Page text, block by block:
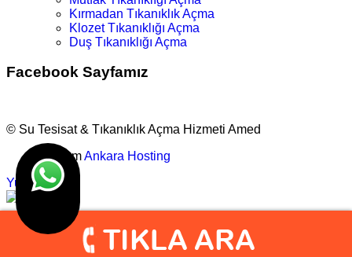
Kırmadan Tıkanıklık Açma
Klozet Tıkanıklığı Açma
Duş Tıkanıklığı Açma
Facebook Sayfamız
© Su Tesisat & Tıkanıklık Açma Hizmeti Amed
TasarımAnkara Hosting
Yukarı
info@amedtesisat.com
0.505.777 1632